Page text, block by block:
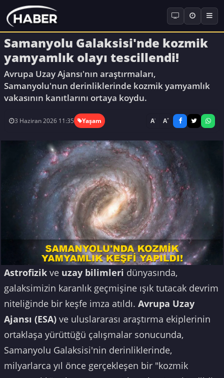
Samanyolu Galaksisi'nde kozmik
yamyamlık olayı tescillendi!
Avrupa Uzay Ajansı'nın araştırmaları,
Samanyolu'nun derinliklerinde kozmik yamyamlık
vakasının kanıtlarını ortaya koydu.
3 Haziran 2026 11:35 Yaşam A- A+
Astrofizik ve uzay bilimleri dünyasında,
galaksimizin karanlık geçmişine ışık tutacak devrim
niteliğinde bir keşfe imza atıldı. Avrupa Uzay
Ajansı (ESA) ve uluslararası araştırma ekiplerinin
ortaklaşa yürüttüğü çalışmalar sonucunda,
Samanyolu Galaksisi'nin derinliklerinde,
milyarlarca yıl önce gerçekleşen bir "kozmik